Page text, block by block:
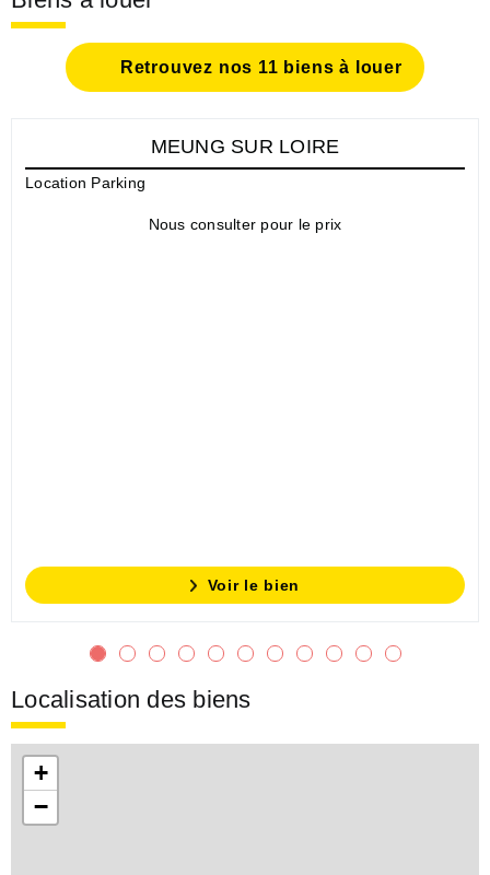
Retrouvez nos 11 biens à louer
MEUNG SUR LOIRE
Location Parking
Nous consulter pour le prix
Voir le bien
Localisation des biens
+
−